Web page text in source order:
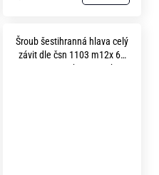
Šroub šestihranná hlava celý
závit dle čsn 1103 m12x 60
pevnost 5.8 bez povrchu